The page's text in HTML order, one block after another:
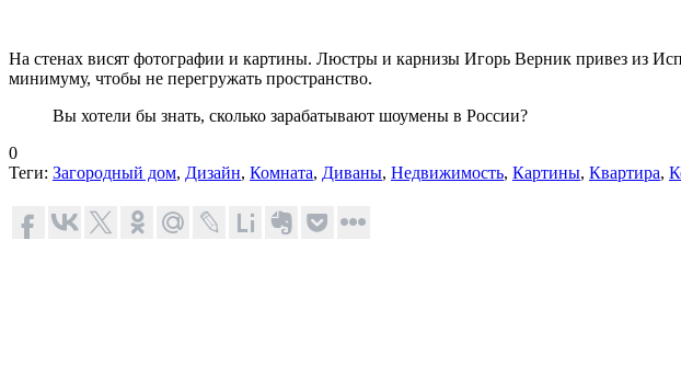
На стенах висят фотографии и картины. Люстры и карнизы Игорь Верник привез из
минимуму, чтобы не перегружать пространство.
Вы хотели бы знать, сколько зарабатывают шоумены в России?
0
Теги: Загородный дом, Дизайн, Комната, Диваны, Недвижимость, Картины, Квартира,